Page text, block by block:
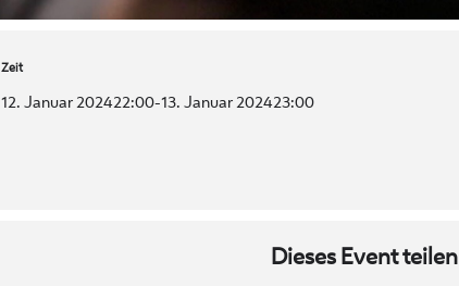
Zeit
12. Januar 202422:00-13. Januar 202423:00
Dieses Event teilen